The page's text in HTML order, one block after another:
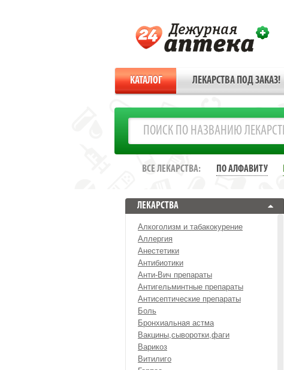
КАТАЛОГ ЛЕКАРСТВА ПОД ЗАКАЗ!
ВСЕ ЛЕКАРСТВА: ПО АЛФАВИТУ
ЛЕКАРСТВА
Алкоголизм и табакокурение
Аллергия
Анестетики
Антибиотики
Анти-Вич препараты
Антигельминтные препараты
Антисептические препараты
Боль
Бронхиальная астма
Вакцины,сыворотки,фаги
Варикоз
Витилиго